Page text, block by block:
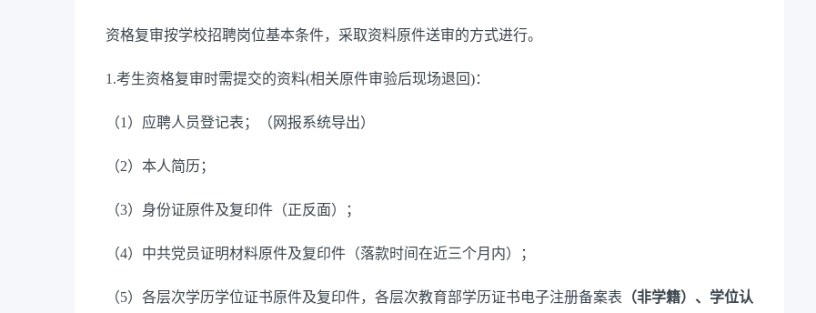
资格复审按学校招聘岗位基本条件，采取资料原件送审的方式进行。
1.考生资格复审时需提交的资料(相关原件审验后现场退回)：
（1）应聘人员登记表；（网报系统导出）
（2）本人简历；
（3）身份证原件及复印件（正反面）；
（4）中共党员证明材料原件及复印件 （落款时间在近三个月内）；
（5）各层次学历学位证书原件及复印件，各层次教育部学历证书电子注册备案表 （非学籍）、学位认